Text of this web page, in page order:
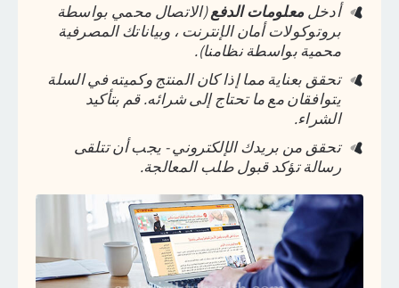
أدخل معلومات الدفع(الاتصال محمي بواسطة
بروتوكولات أمان الإنترنت ، وبياناتك المصرفية
محمية بواسطة نظامنا).
تحقق بعناية مما إذا كان المنتج وكميته في السلة
يتوافقان مع ما تحتاج إلى شرائه.قم بتأكيد
الشراء.
تحقق من بريدك الإلكتروني- يجب أن تتلقى
رسالة تؤكد قبول طلب المعالجة.